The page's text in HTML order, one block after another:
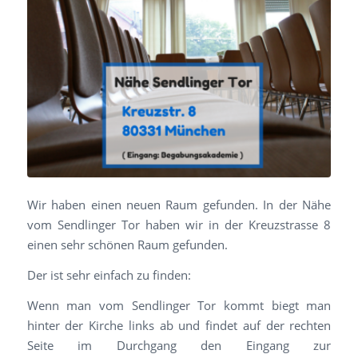
Wir haben einen neuen Raum gefunden. In der Nähe
vom Sendlinger Tor haben wir in der Kreuzstrasse 8
einen sehr schönen Raum gefunden.
Der ist sehr einfach zu finden:
Wenn man vom Sendlinger Tor kommt biegt man
hinter der Kirche links ab und findet auf der rechten
Seite im Durchgang den Eingang zur